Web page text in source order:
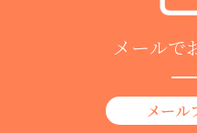
メールで
メール